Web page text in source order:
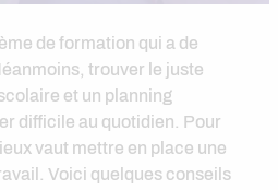
de formation qui a de
trouver le juste
et un planning
difficile au quotidien. Pour
vaut mettre en place une
Voici quelques conseils